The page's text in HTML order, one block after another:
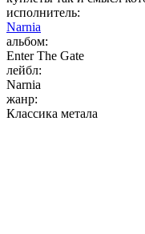
исполнитель:
Narnia
альбом:
Enter The Gate
лейбл:
Narnia
жанр:
Классика метала